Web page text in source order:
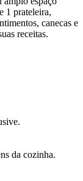
1 prateleira,
canecas e
receitas.
da cozinha.